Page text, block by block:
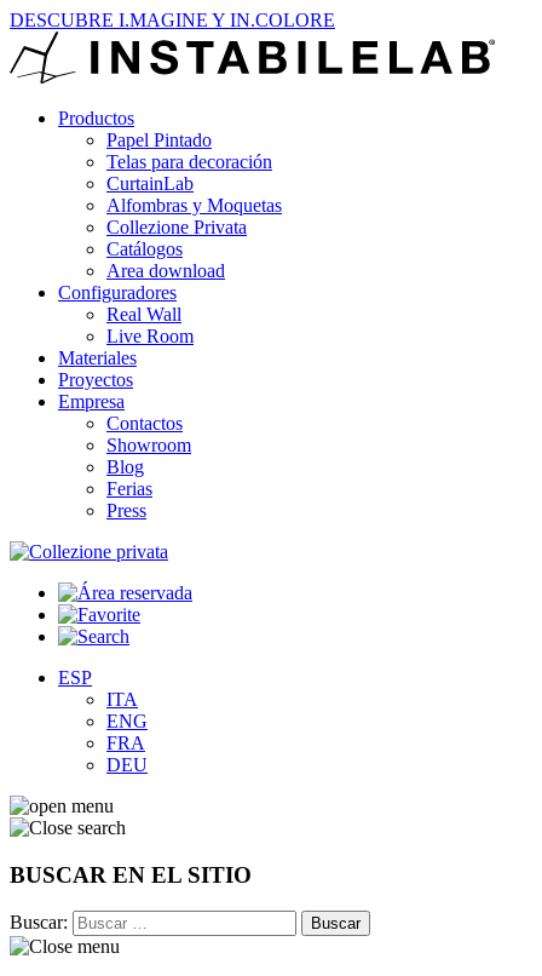
DESCUBRE I.MAGINE Y IN.COLORE
Productos
Papel Pintado
Telas para decoración
CurtainLab
Alfombras y Moquetas
Collezione Privata
Catálogos
Area download
Configuradores
Real Wall
Live Room
Materiales
Proyectos
Empresa
Contactos
Showroom
Blog
Ferias
Press
ESP
ITA
ENG
FRA
DEU
BUSCAR EN EL SITIO
Buscar: